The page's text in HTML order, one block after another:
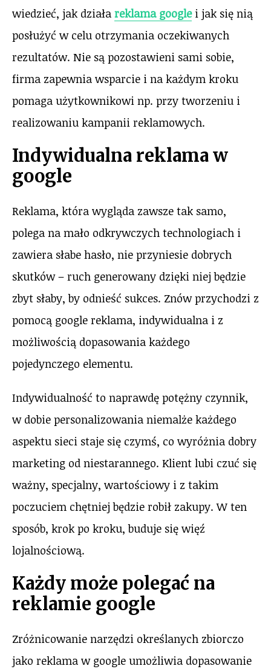
wiedzieć, jak działa reklama googlei jak się nią
posłużyć w celu otrzymania oczekiwanych
rezultatów. Nie są pozostawieni sami sobie,
firma zapewnia wsparcie i na każdym kroku
pomaga użytkownikowi np. przy tworzeniu i
realizowaniu kampanii reklamowych.
Indywidualna reklama w
google
Reklama, która wygląda zawsze tak samo,
polega na mało odkrywczych technologiach i
zawiera słabe hasło, nie przyniesie dobrych
skutków – ruch generowany dzięki niej będzie
zbyt słaby, by odnieść sukces. Znów przychodzi z
pomocą google reklama, indywidualna i z
możliwością dopasowania każdego
pojedynczego elementu.
Indywidualność to naprawdę potężny czynnik,
w dobie personalizowania niemalże każdego
aspektu sieci staje się czymś, co wyróżnia dobry
marketing od niestarannego. Klient lubi czuć się
ważny, specjalny, wartościowy i z takim
poczuciem chętniej będzie robił zakupy. W ten
sposób, krok po kroku, buduje się więź
lojalnościową.
Każdy może polegać na
reklamie google
Zróżnicowanie narzędzi określanych zbiorczo
jako reklama w google umożliwia dopasowanie